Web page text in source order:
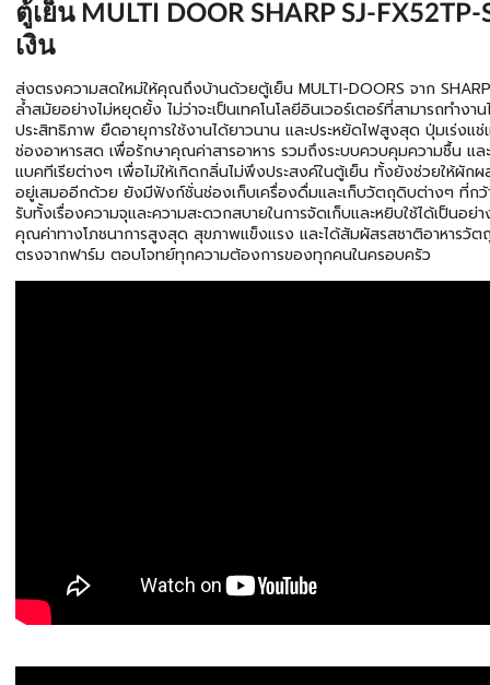
ตู้เย็น MULTI DOOR SHARP SJ-
เงิน
ส่งตรงความสดใหม่ให้คุณถึงบ้านด้วยตู้เย็น MULTI-DOORS จาก
ล้ำสมัยอย่างไม่หยุดยั้ง ไม่ว่าจะเป็นเทคโนโลยีอินเวอร์เตอร์ที่สามารถทำงา
ประสิทธิภาพ ยืดอายุการใช้งานได้ยาวนาน และประหยัดไฟสูงสุด ปุ่มเร่งแช่
ช่องอาหารสด เพื่อรักษาคุณค่าสารอาหาร รวมถึงระบบควบคุมความชื้น แล
แบคทีเรียต่างๆ เพื่อไม่ให้เกิดกลิ่นไม่พึงประสงค์ในตู้เย็น ทั้งยังช่วยให้ผัก
อยู่เสมออีกด้วย ยังมีฟังก์ชั่นช่องเก็บเครื่องดื่มและเก็บวัตถุดิบต่างๆ ที่ก
รับทั้งเรื่องความจุและความสะดวกสบายในการจัดเก็บและหยิบใช้ได้เป็นอ
คุณค่าทางโภชนาการสูงสุด สุขภาพแข็งแรง และได้สัมผัสรสชาติอาหารวั
ตรงจากฟาร์ม ตอบโจทย์ทุกความต้องการของทุกคนในครอบครัว